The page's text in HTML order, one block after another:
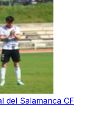
del Salamanca CF